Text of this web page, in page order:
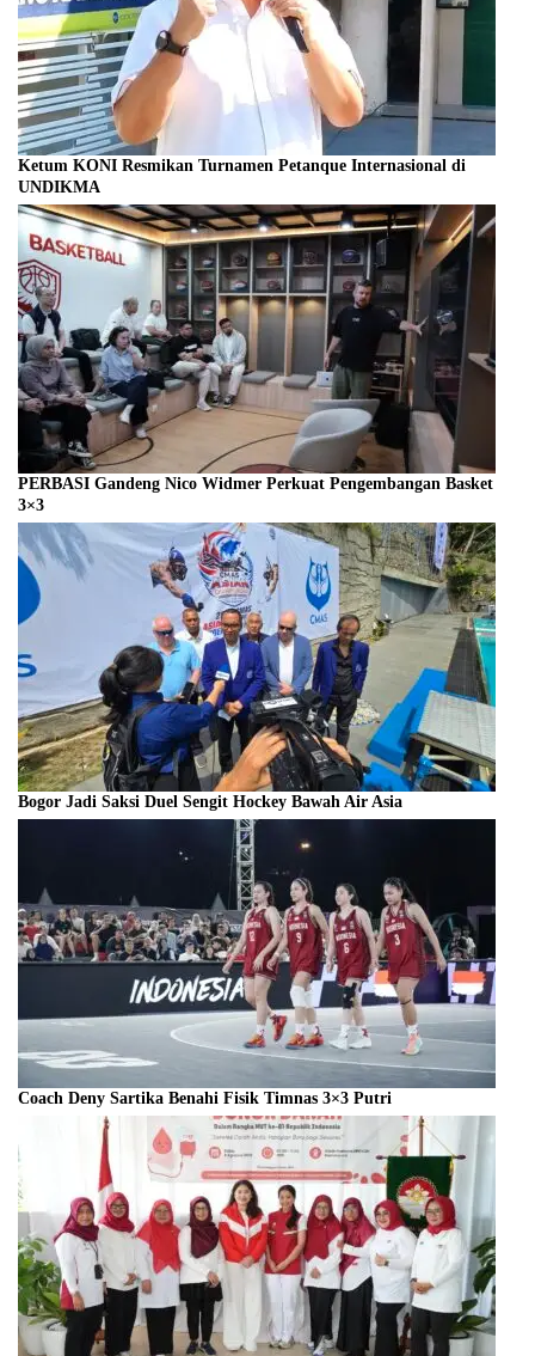
Ketum KONI Resmikan Turnamen Petanque Internasional di
UNDIKMA
PERBASI Gandeng Nico Widmer Perkuat Pengembangan Basket
3×3
Bogor Jadi Saksi Duel Sengit Hockey Bawah Air Asia
Coach Deny Sartika Benahi Fisik Timnas 3×3 Putri